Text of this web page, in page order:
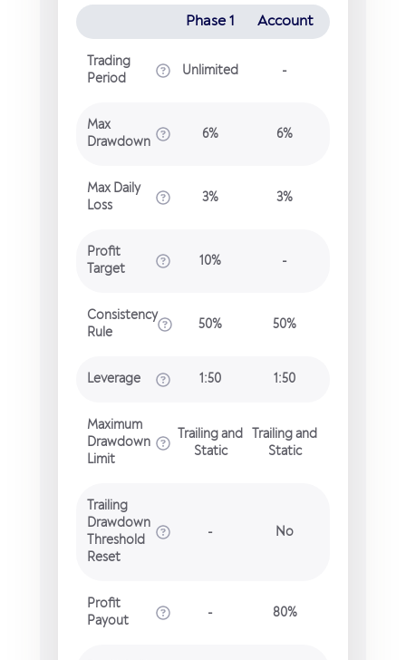
Phase 1 Account
Trading
Period
Unlimited -
Max
Drawdown
6% 6%
Max Daily
Loss
3% 3%
Profit
Target
10% -
Consistency
Rule
50% 50%
Leverage 1:50 1:50
Maximum
Drawdown
Limit
Trailing and
Static
Trailing and
Static
Trailing
Drawdown
Threshold
Reset
- No
Profit
Payout
- 80%